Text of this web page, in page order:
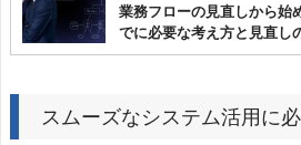
業務フローの見直しから始
でに必要な考え方と見直し
スムーズなシステム活用に